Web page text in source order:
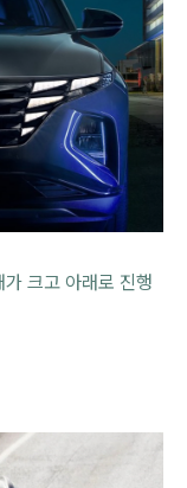
크고 아래로 진행